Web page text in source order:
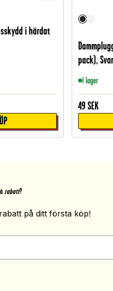
i härdat
pack),
I lager
49 SEK
rabatt?
på ditt första köp!